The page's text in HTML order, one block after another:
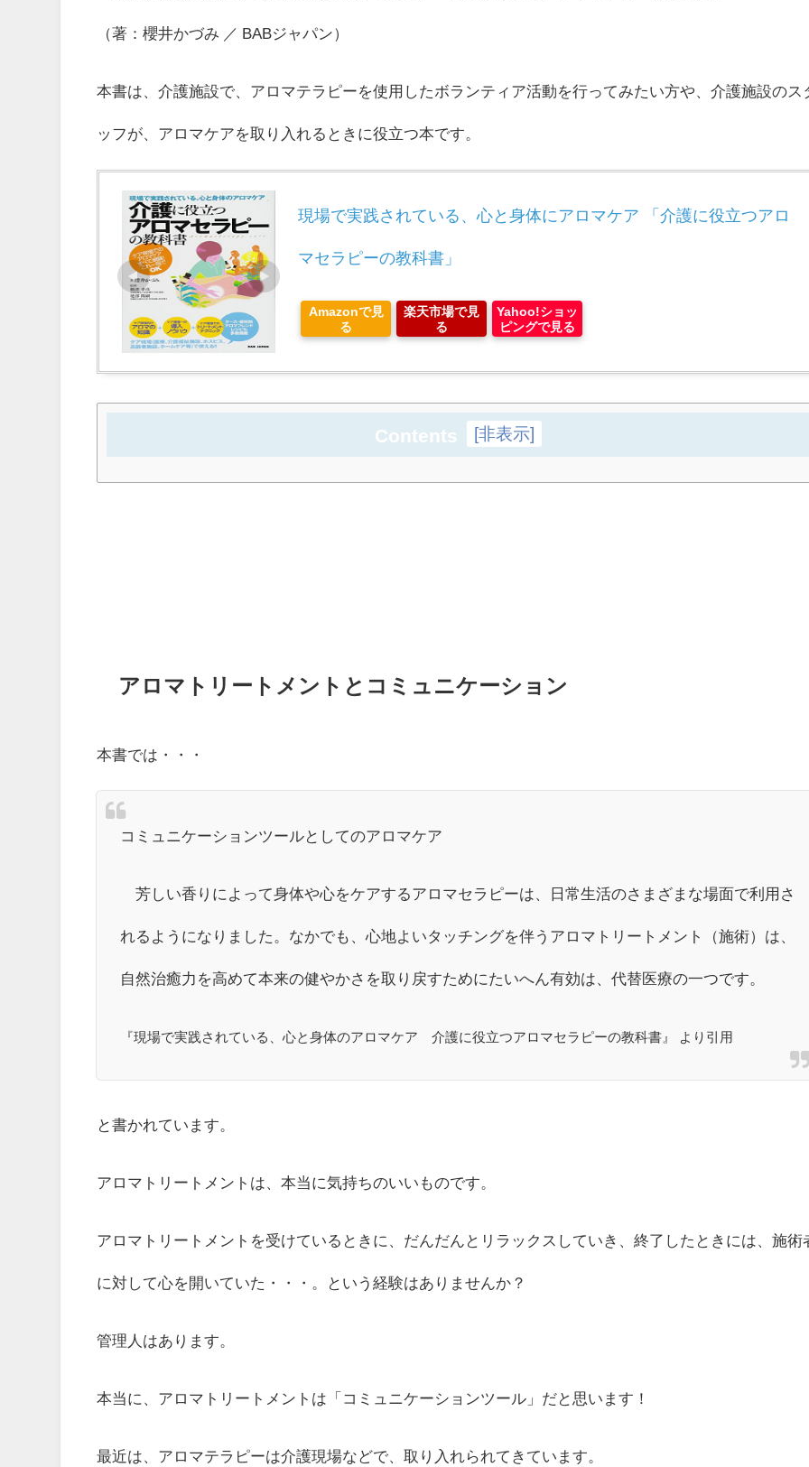
（著：櫻井かづみ ／ BABジャパン）
本書は、介護施設で、アロマテラピーを使用したボランティア活動を行ってみたい方や、介護施設のス
ッフが、アロマケアを取り入れるときに役立つ本です。
現場で実践されている、心と身体にアロマケア 「介護に役立つアロ
マセラピーの教科書」
Amazonで見
る
楽天市場で見
る
Yahoo!ショッ
ピングで見る
Contents [非表示]
アロマトリートメントとコミュニケーション
本書では・・・
コミュニケーションツールとしてのアロマケア
芳しい香りによって身体や心をケアするアロマセラピーは、日常生活のさまざまな場面で利用さ
れるようになりました。なかでも、心地よいタッチングを伴うアロマトリートメント（施術）は、
自然治癒力を高めて本来の健やかさを取り戻すためにたいへん有効は、代替医療の一つです。
『現場で実践されている、心と身体のアロマケア 介護に役立つアロマセラピーの教科書』 より引用
と書かれています。
アロマトリートメントは、本当に気持ちのいいものです。
アロマトリートメントを受けているときに、だんだんとリラックスしていき、終了したときには、施術
に対して心を開いていた・・・。という経験はありませんか？
管理人はあります。
本当に、アロマトリートメントは「コミュニケーションツール」だと思います！
最近は、アロマテラピーは介護現場などで、取り入れられてきています。